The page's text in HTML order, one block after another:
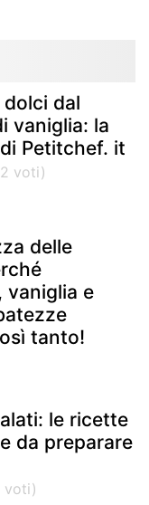
dal
vaniglia: la
Petitchef. it
delle
vaniglia e
tanto!
le ricette
da preparare